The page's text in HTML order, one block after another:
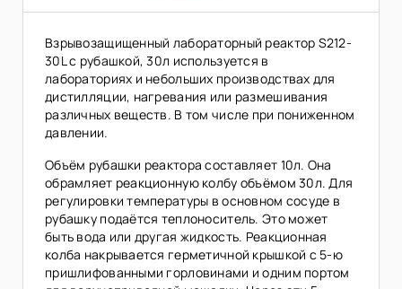
Взрывозащищенный лабораторный реактор S212-
30L с рубашкой, 30л используется в
лабораториях и небольших производствах для
дистилляции, нагревания или размешивания
различных веществ. В том числе при пониженном
давлении.
Объём рубашки реактора составляет 10л. Она
обрамляет реакционную колбу объёмом 30л. Для
регулировки температуры в основном сосуде в
рубашку подаётся теплоноситель. Это может
быть вода или другая жидкость. Реакционная
колба накрывается герметичной крышкой с 5-ю
пришлифованными горловинами и одним портом